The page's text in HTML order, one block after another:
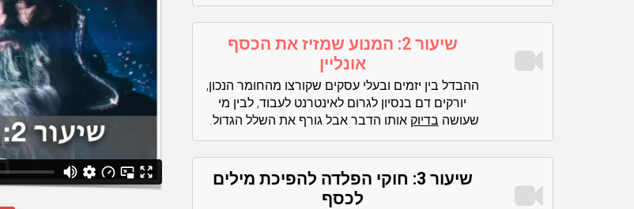
שיעור 2: המנוע שמזיז את הכסף
אונליין
ההבדל בין יזמים ובעלי עסקים שקורצו מהחומר הנכון,
יורקים דם בנסיון לגרום לאינטרנט לעבוד, לבין מי
שעושה בדיוק אותו הדבר אבל גורף את השלל הגדול.
שיעור 3: חוקי הפלדה להפיכת מילים
לכסף